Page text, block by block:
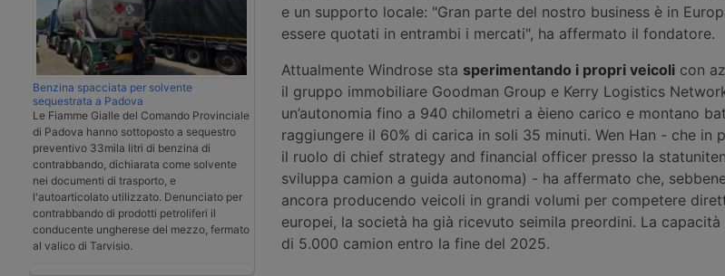
Benzina spacciata per solvente
sequestrata a Padova
Le Fiamme Gialle del Comando Provinciale
di Padova hanno sottoposto a sequestro
preventivo 33mila litri di benzina di
contrabbando, dichiarata come solvente
nei documenti di trasporto, e
l'autoarticolato utilizzato. Denunciato per
contrabbando di prodotti petroliferi il
conducente ungherese del mezzo, fermato
al valico di Tarvisio.
e un supporto locale: "Gran parte del nostro business è in
essere quotati in entrambi i mercati", ha affermato il fondatore.
Attualmente Windrose sta sperimentando i propri veicoli con
il gruppo immobiliare Goodman Group e Kerry Logistics
un’autonomia fino a 940 chilometri a èieno carico e montano
raggiungere il 60% di carica in soli 35 minuti. Wen Han - che in
il ruolo di chief strategy and financial officer presso la
sviluppa camion a guida autonoma) - ha affermato che,
ancora producendo veicoli in grandi volumi per competere
europei, la società ha già ricevuto seimila preordini. La
di 5.000 camion entro la fine del 2025.